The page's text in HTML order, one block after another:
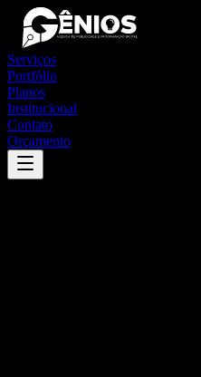
Serviços
Portfólio
Planos
Institucional
Contato
Orçamento